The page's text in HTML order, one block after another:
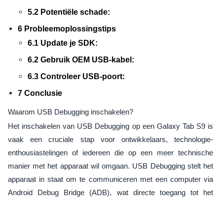
5.2 Potentiële schade:
6 Probleemoplossingstips
6.1 Update je SDK:
6.2 Gebruik OEM USB-kabel:
6.3 Controleer USB-poort:
7 Conclusie
Waarom USB Debugging inschakelen?
Het inschakelen van USB Debugging op een Galaxy Tab S9 is
vaak een cruciale stap voor ontwikkelaars, technologie-
enthousiastelingen of iedereen die op een meer technische
manier met het apparaat wil omgaan. USB Debugging stelt het
apparaat in staat om te communiceren met een computer via
Android Debug Bridge (ADB), wat directe toegang tot het